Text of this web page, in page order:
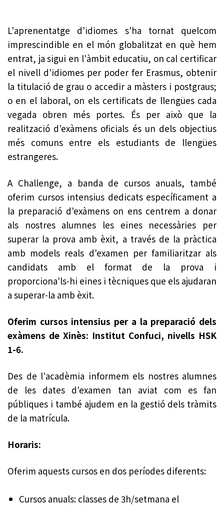
L'aprenentatge d'idiomes s'ha tornat quelcom
imprescindible en el món globalitzat en què hem
entrat, ja sigui en l'àmbit educatiu, on cal certificar
el nivell d'idiomes per poder fer Erasmus, obtenir
la titulació de grau o accedir a màsters i postgraus;
o en el laboral, on els certificats de llengües cada
vegada obren més portes. És per això que la
realització d'exàmens oficials és un dels objectius
més comuns entre els estudiants de llengües
estrangeres.
A Challenge, a banda de cursos anuals, també
oferim cursos intensius dedicats específicament a
la preparació d'exàmens on ens centrem a donar
als nostres alumnes les eines necessàries per
superar la prova amb èxit, a través de la pràctica
amb models reals d'examen per familiaritzar als
candidats amb el format de la prova i
proporciona'ls-hi eines i tècniques que els ajudaran
a superar-la amb èxit.
Oferim cursos intensius per a la preparació dels
exàmens de Xinès: Institut Confuci, nivells HSK
1-6.
Des de l'acadèmia informem els nostres alumnes
de les dates d'examen tan aviat com es fan
públiques i també ajudem en la gestió dels tràmits
de la matrícula.
Horaris:
Oferim aquests cursos en dos períodes diferents:
Cursos anuals: classes de 3h/setmana el